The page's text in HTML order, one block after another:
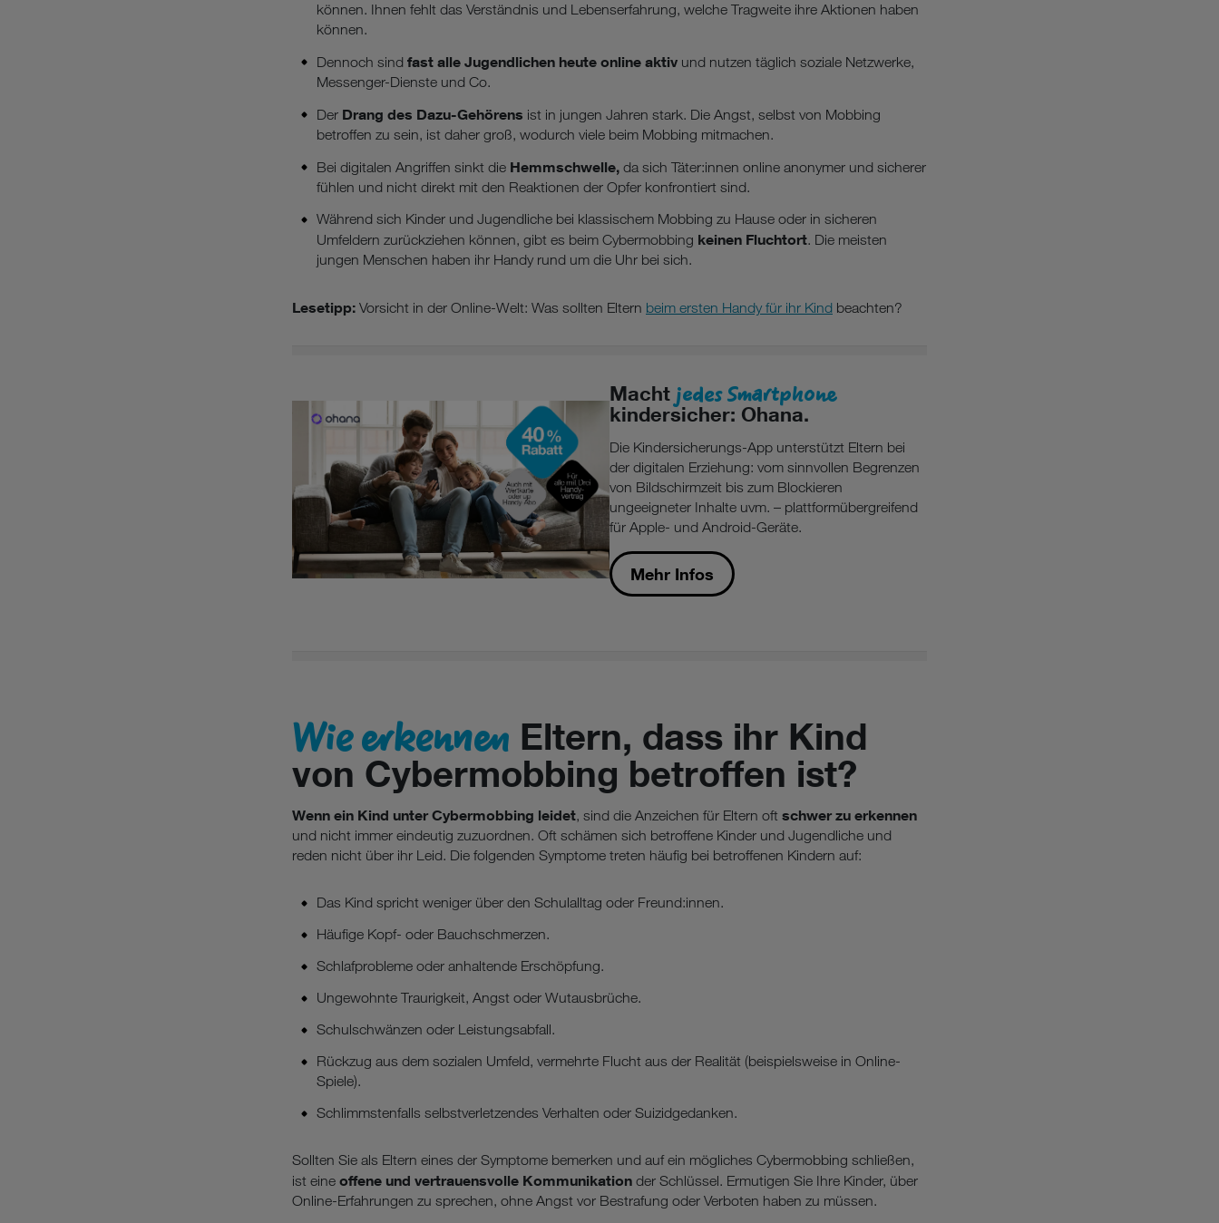
können. Ihnen fehlt das Verständnis und Lebenserfahrung, welche Tragweite ihre Aktionen haben
können.
Dennoch sind fast alle Jugendlichen heute online aktiv und nutzen täglich soziale Netzwerke,
Messenger-Dienste und Co.
Der Drang des Dazu-Gehörens ist in jungen Jahren stark. Die Angst, selbst von Mobbing
betroffen zu sein, ist daher groß, wodurch viele beim Mobbing mitmachen.
Bei digitalen Angriffen sinkt die Hemmschwelle, da sich Täter:innen online anonymer und sicherer
fühlen und nicht direkt mit den Reaktionen der Opfer konfrontiert sind.
Während sich Kinder und Jugendliche bei klassischem Mobbing zu Hause oder in sicheren
Umfeldern zurückziehen können, gibt es beim Cybermobbing keinen Fluchtort. Die meisten
jungen Menschen haben ihr Handy rund um die Uhr bei sich.
Lesetipp: Vorsicht in der Online-Welt: Was sollten Eltern beim ersten Handy für ihr Kind beachten?
Macht jedes Smartphone
kindersicher: Ohana.
Die Kindersicherungs-App unterstützt Eltern bei
der digitalen Erziehung: vom sinnvollen Begrenzen
von Bildschirmzeit bis zum Blockieren
ungeeigneter Inhalte uvm. – plattformübergreifend
für Apple- und Android-Geräte.
Mehr Infos
Wie erkennen Eltern, dass ihr Kind
von Cybermobbing betroffen ist?
Wenn ein Kind unter Cybermobbing leidet, sind die Anzeichen für Eltern oft schwer zu erkennen
und nicht immer eindeutig zuzuordnen. Oft schämen sich betroffene Kinder und Jugendliche und
reden nicht über ihr Leid. Die folgenden Symptome treten häufig bei betroffenen Kindern auf:
Das Kind spricht weniger über den Schulalltag oder Freund:innen.
Häufige Kopf- oder Bauchschmerzen.
Schlafprobleme oder anhaltende Erschöpfung.
Ungewohnte Traurigkeit, Angst oder Wutausbrüche.
Schulschwänzen oder Leistungsabfall.
Rückzug aus dem sozialen Umfeld, vermehrte Flucht aus der Realität (beispielsweise in Online-
Spiele).
Schlimmstenfalls selbstverletzendes Verhalten oder Suizidgedanken.
Sollten Sie als Eltern eines der Symptome bemerken und auf ein mögliches Cybermobbing schließen,
ist eine offene und vertrauensvolle Kommunikation der Schlüssel. Ermutigen Sie Ihre Kinder, über
Online-Erfahrungen zu sprechen, ohne Angst vor Bestrafung oder Verboten haben zu müssen.